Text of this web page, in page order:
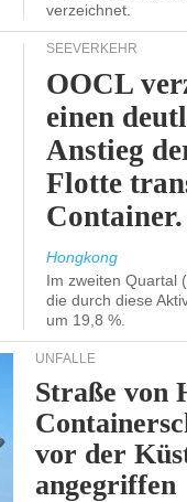
verzeichnet.
SEEVERKEHR
OOCL
einen
Anstieg
Flotte
Container.
Hongkong
Im zweiten Quartal
die durch diese
um 19,8 %.
UNFÄLLE
Straße von
vor der
angegriffen